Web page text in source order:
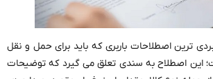
ترین اصطلاحات باربری که باید برای حمل و نقل
این اصطلاح به سندی تعلق می گیرد که توضیحات